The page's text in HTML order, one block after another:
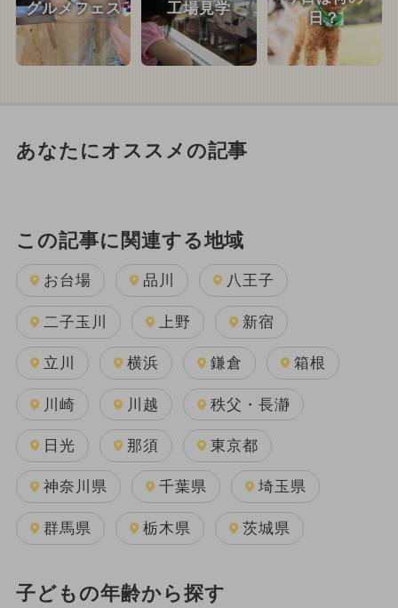
グルメフェス 工場見学
日？
あなたにオススメの記事
この記事に関連する地域
お台場 品川 八王子
二子玉川 上野 新宿
立川 横浜 鎌倉 箱根
川崎 川越 秩父・長瀞
日光 那須 東京都
神奈川県 千葉県 埼玉県
群馬県 栃木県 茨城県
子どもの年齢から探す